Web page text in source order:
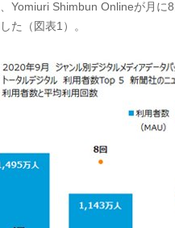
、 Yomiuri Shimbun Onlineが月に8
た（図表1 ）。